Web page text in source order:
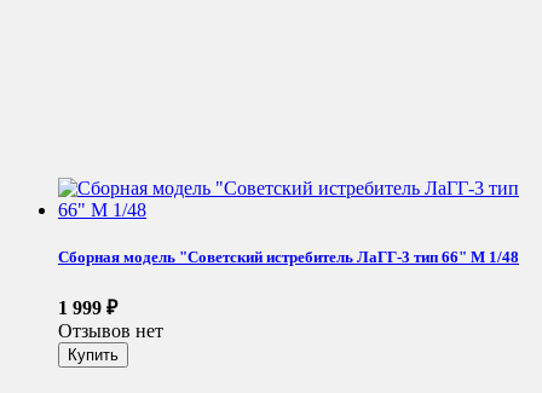
Сборная модель "Советский истребитель ЛаГГ-3 тип 66" М 1/48
1 999 ₽
Отзывов нет